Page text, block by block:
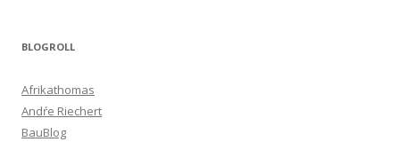
BLOGROLL
Afrikathomas
Andŕe Riechert
BauBlog